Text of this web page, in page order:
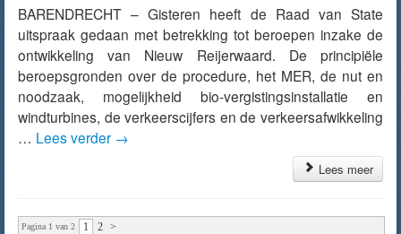
BARENDRECHT – Gisteren heeft de Raad van State
uitspraak gedaan met betrekking tot beroepen inzake de
ontwikkeling van Nieuw Reijerwaard. De principiële
beroepsgronden over de procedure, het MER, de nut en
noodzaak, mogelijkheid bio-vergistingsinstallatie en
windturbines, de verkeerscijfers en de verkeersafwikkeling
… Lees verder →
Lees meer
Pagina 1 van 2 1 2 >